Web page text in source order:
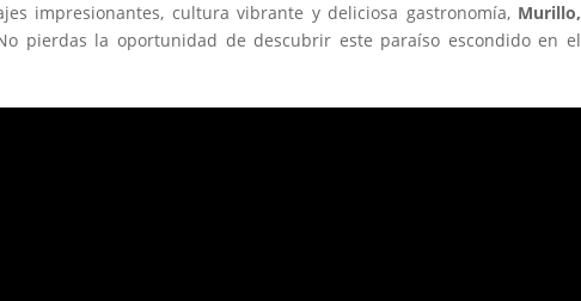
impresionantes, cultura vibrante y deliciosa gastronomía, Murillo,
pierdas la oportunidad de descubrir este paraíso escondido en el